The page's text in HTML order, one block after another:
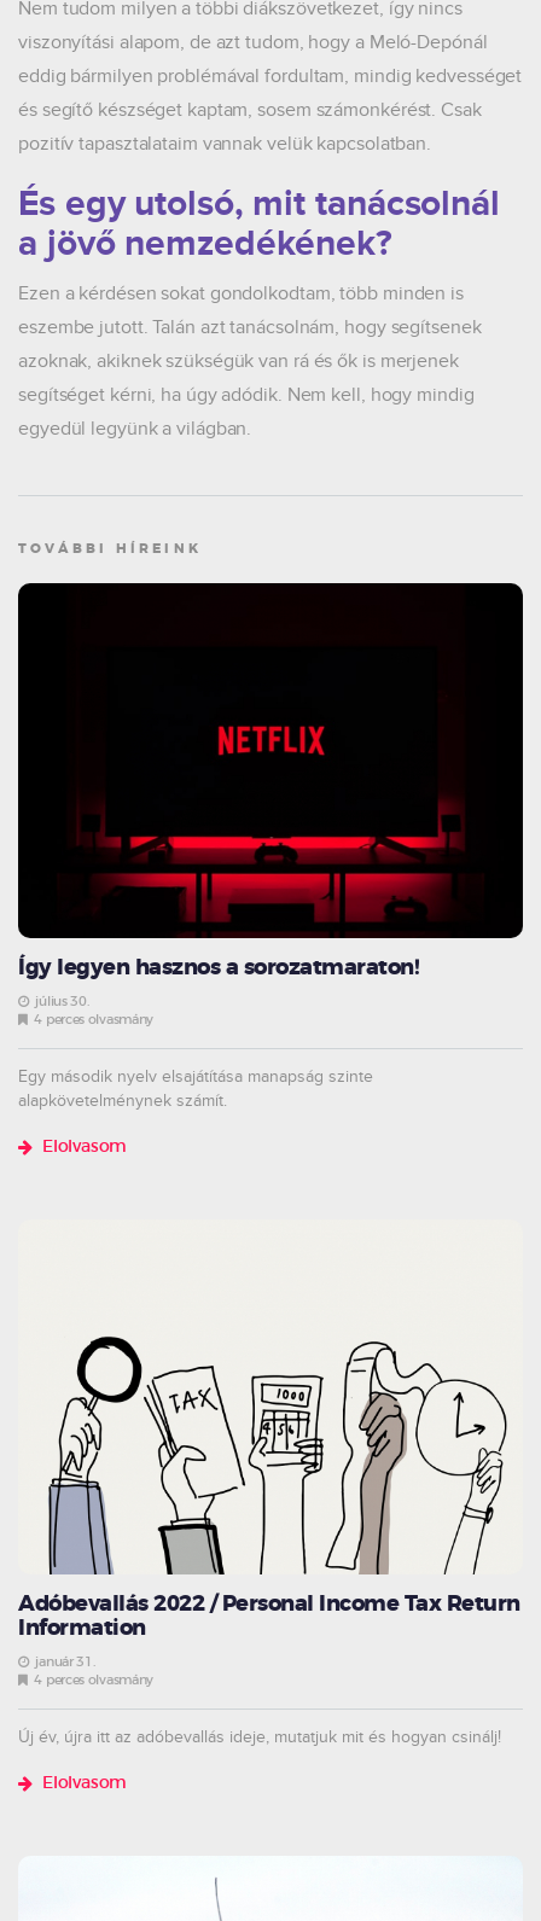
Nem tudom milyen a többi diákszövetkezet, így nincs
viszonyítási alapom, de azt tudom, hogy a Meló-Depónál
eddig bármilyen problémával fordultam, mindig kedvességet
és segítő készséget kaptam, sosem számonkérést. Csak
pozitív tapasztalataim vannak velük kapcsolatban.
És egy utolsó, mit tanácsolnál
a jövő nemzedékének?
Ezen a kérdésen sokat gondolkodtam, több minden is
eszembe jutott. Talán azt tanácsolnám, hogy segítsenek
azoknak, akiknek szükségük van rá és ők is merjenek
segítséget kérni, ha úgy adódik. Nem kell, hogy mindig
egyedül legyünk a világban.
TOVÁBBI HÍREINK
Így legyen hasznos a sorozatmaraton!
július 30.
4 perces olvasmány
Egy második nyelv elsajátítása manapság szinte
alapkövetelménynek számít.
Elolvasom
Adóbevallás 2022 / Personal Income Tax Return
Information
január 31.
4 perces olvasmány
Új év, újra itt az adóbevallás ideje, mutatjuk mit és hogyan csinálj!
Elolvasom